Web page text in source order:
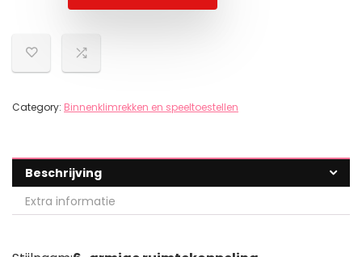
Category: Binnenklimrekken en speeltoestellen
Beschrijving
Extra informatie